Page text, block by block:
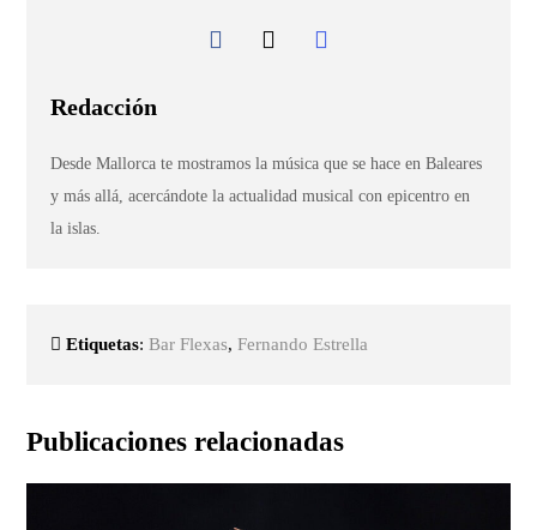
Redacción
Desde Mallorca te mostramos la música que se hace en Baleares
y más allá, acercándote la actualidad musical con epicentro en
la islas.
Etiquetas:Bar Flexas,Fernando Estrella
Publicaciones relacionadas